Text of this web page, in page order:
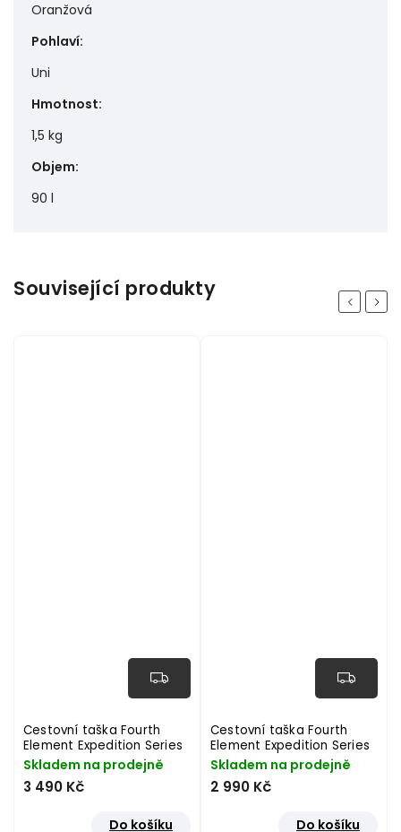
Oranžová
Pohlaví:
Uni
Hmotnost:
1,5 kg
Objem:
90 l
Související produkty Previous
Cestovní taška Fourth
Element Expedition Series
120 l - oranžová
Skladem na prodejně
3 490 Kč
Do košíku
Cestovní taška Fourth
Element Expedition Series
90 l - modrá
Skladem na prodejně
2 990 Kč
Do košíku
Next